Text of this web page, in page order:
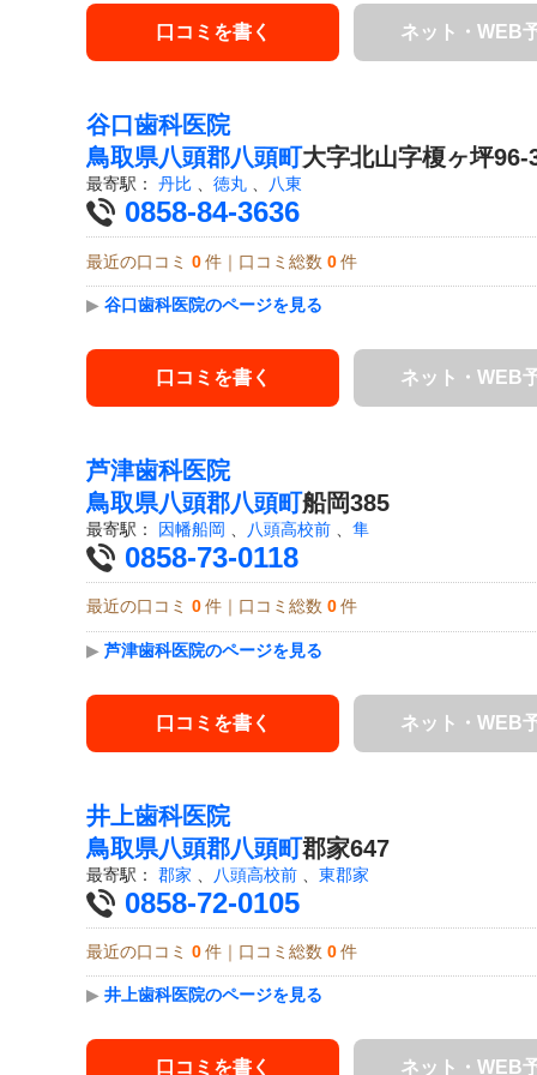
口コミを書く ネット・WEB
谷口歯科医院
鳥取県八頭郡八頭町大字北山字榎ヶ坪96-
最寄駅： 丹比 徳丸 八東
0858-84-3636
最近の口コミ 0 件｜口コミ総数 0 件
▶ 谷口歯科医院のページを見る
口コミを書く ネット・WEB
芦津歯科医院
鳥取県八頭郡八頭町船岡385
最寄駅： 因幡船岡 八頭高校前 隼
0858-73-0118
最近の口コミ 0 件｜口コミ総数 0 件
▶ 芦津歯科医院のページを見る
口コミを書く ネット・WEB
井上歯科医院
鳥取県八頭郡八頭町郡家647
最寄駅： 郡家 八頭高校前 東郡家
0858-72-0105
最近の口コミ 0 件｜口コミ総数 0 件
▶ 井上歯科医院のページを見る
口コミを書く ネット・WEB